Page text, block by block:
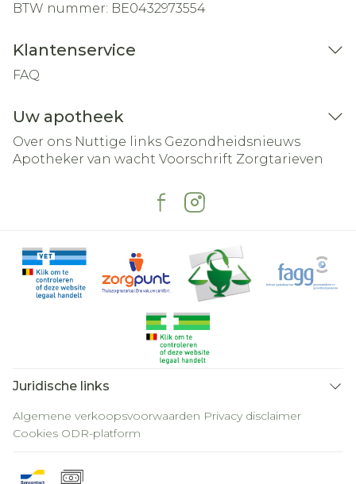
BTW nummer: BE0432973554
Klantenservice
FAQ
Uw apotheek
Over ons Nuttige links Gezondheidsnieuws
Apotheker van wacht Voorschrift Zorgtarieven
Juridische links
Algemene verkoopsvoorwaarden Privacy disclaimer
Cookies ODR-platform